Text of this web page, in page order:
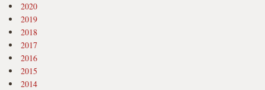
2020
2019
2018
2017
2016
2015
2014